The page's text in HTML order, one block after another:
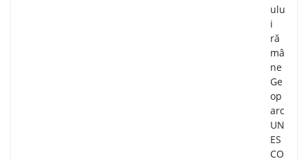
ulu
i
ră
mâ
ne
Ge
op
arc
UN
ES
CO